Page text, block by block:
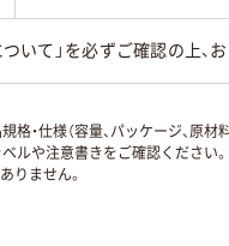
いて」を必ずご確認の上、
仕様（容量、パッケージ、原
や注意書きをご確認ください
りません。